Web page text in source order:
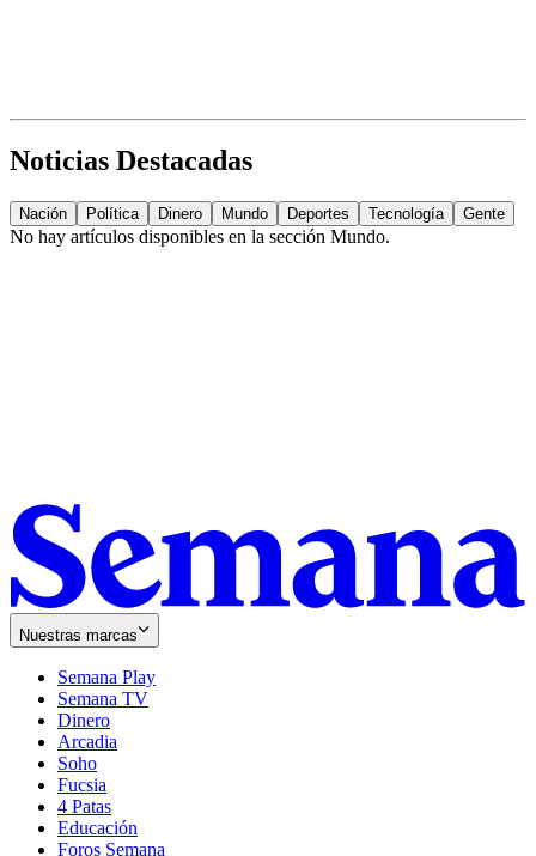
Noticias Destacadas
Nación Política Dinero Mundo Deportes Tecnología Gente
No hay artículos disponibles en la sección Mundo.
Nuestras marcas
Semana Play
Semana TV
Dinero
Arcadia
Soho
in
new
window
Fucsia
in
new
window
4 Patas
Educación
Foros Semana